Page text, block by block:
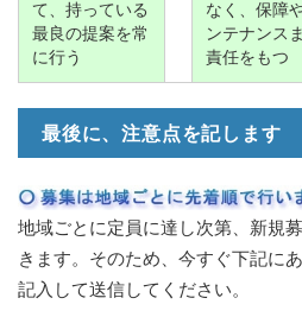
て、持っている
最良の提案を常
に行う
なく、保障
ンテナンス
責任をもつ
最後に、注意点を記します
地域ごとに定員に達し次第、新規
きます。そのため、今すぐ下記に
記入して送信してください。